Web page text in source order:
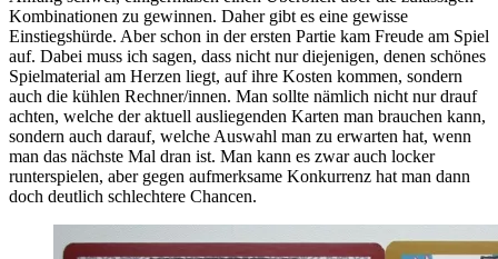
Kombinationen zu gewinnen. Daher gibt es eine gewisse
Einstiegshürde. Aber schon in der ersten Partie kam Freude am Spiel
auf. Dabei muss ich sagen, dass nicht nur diejenigen, denen schönes
Spielmaterial am Herzen liegt, auf ihre Kosten kommen, sondern
auch die kühlen Rechner/innen. Man sollte nämlich nicht nur drauf
achten, welche der aktuell ausliegenden Karten man brauchen kann,
sondern auch darauf, welche Auswahl man zu erwarten hat, wenn
man das nächste Mal dran ist. Man kann es zwar auch locker
runterspielen, aber gegen aufmerksame Konkurrenz hat man dann
doch deutlich schlechtere Chancen.